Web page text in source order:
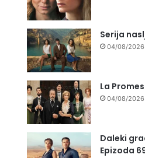
Serija
04/08/2026
La
04/08/2026
Daleki
Epizoda